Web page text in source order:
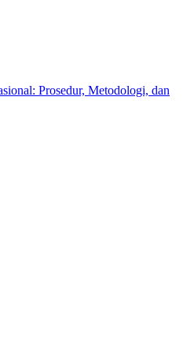
Prosedur, Metodologi, dan